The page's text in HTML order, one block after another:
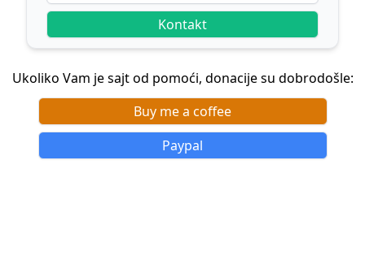
Kontakt
Ukoliko Vam je sajt od pomoći, donacije su dobrodošle:
Buy me a coffee
Paypal